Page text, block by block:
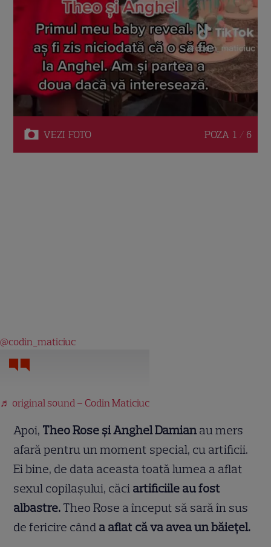
VEZI FOTO POZA 1 / 6
@codin_maticiuc
♬ original sound – Codin Maticiuc
Apoi, Theo Rose și Anghel Damian au mers
afară pentru un moment special, cu artificii.
Ei bine, de data aceasta toată lumea a aflat
sexul copilașului, căci artificiile au fost
albastre. Theo Rose a început să sară în sus
de fericire când a aflat că va avea un băiețel.